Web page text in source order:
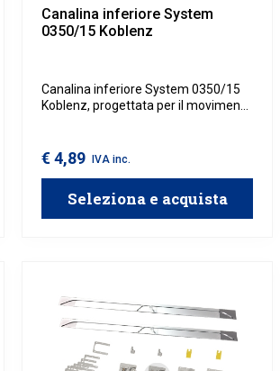
Canalina inferiore System
0350/15 Koblenz
Canalina inferiore System 0350/15
Koblenz, progettata per il movimento
silenzioso, ideale per armadi e
divisori. Da utilizzare in
e kit 0350/15 Koblenz.
€ 4,89 IVA inc.
Seleziona e acquista